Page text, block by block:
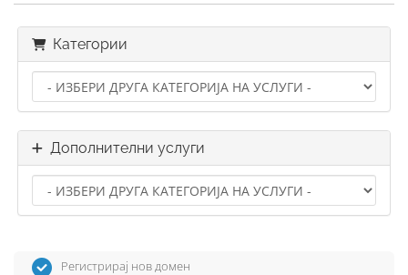
Категории
Дополнителни услуги
Регистрирај нов домен